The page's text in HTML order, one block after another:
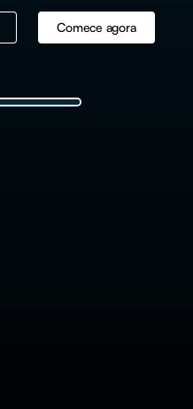
Comece agora